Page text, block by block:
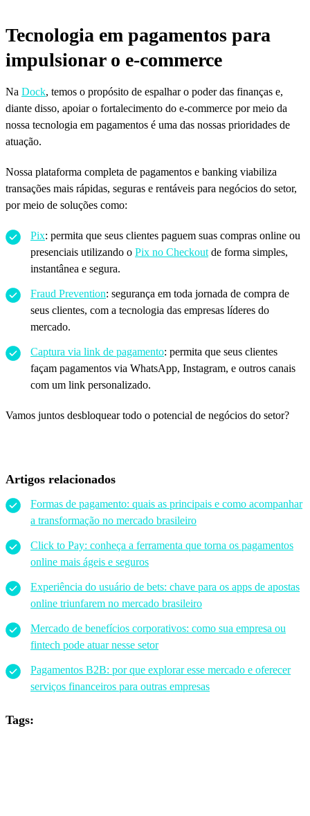
Tecnologia em pagamentos para
impulsionar o e-commerce
Na Dock, temos o propósito de espalhar o poder das finanças e,
diante disso, apoiar o fortalecimento do e-commerce por meio da
nossa tecnologia em pagamentos é uma das nossas prioridades de
atuação.
Nossa plataforma completa de pagamentos e banking viabiliza
transações mais rápidas, seguras e rentáveis para negócios do setor,
por meio de soluções como:
Pix: permita que seus clientes paguem suas compras online ou
presenciais utilizando o Pix no Checkoutde forma simples,
instantânea e segura.
Fraud Prevention: segurança em toda jornada de compra de
seus clientes, com a tecnologia das empresas líderes do
mercado.
Captura via link de pagamento: permita que seus clientes
façam pagamentos via WhatsApp, Instagram, e outros canais
com um link personalizado.
Vamos juntos desbloquear todo o potencial de negócios do setor?
Artigos relacionados
Formas de pagamento: quais as principais e como acompanhar
a transformação no mercado brasileiro
Click to Pay: conheça a ferramenta que torna os pagamentos
online mais ágeis e seguros
Experiência do usuário de bets: chave para os apps de apostas
online triunfarem no mercado brasileiro
Mercado de benefícios corporativos: como sua empresa ou
fintech pode atuar nesse setor
Pagamentos B2B: por que explorar esse mercado e oferecer
serviços financeiros para outras empresas
Tags: